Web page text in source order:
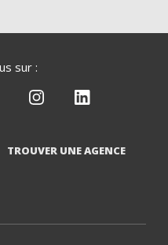
sur :
TROUVER UNE AGENCE